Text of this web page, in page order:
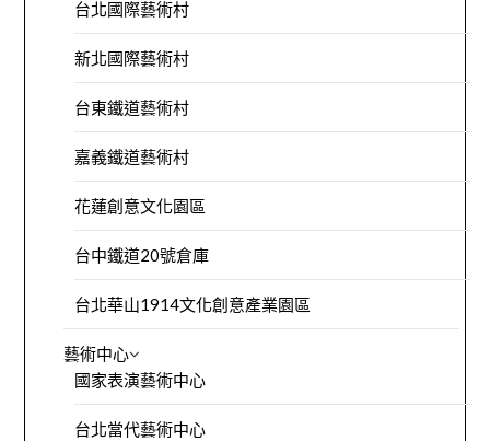
台北國際藝術村
新北國際藝術村
台東鐵道藝術村
嘉義鐵道藝術村
花蓮創意文化園區
台中鐵道20號倉庫
台北華山1914文化創意產業園區
藝術中心
國家表演藝術中心
台北當代藝術中心